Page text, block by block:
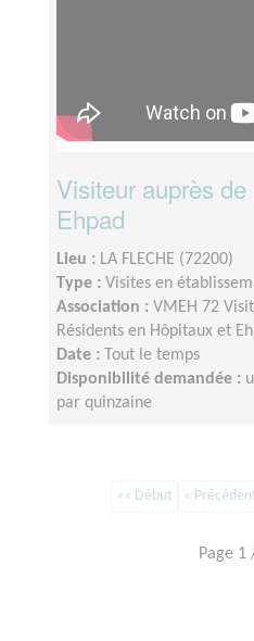
Visiteur auprès
Ehpad
Lieu : LA FLECHE (72200)
Type : Visites en
Association : VMEH 72
Résidents en Hôpitaux et
Date :
Tout le temps
Disponibilité demandée :
par quinzaine
«« Début «
Page 1